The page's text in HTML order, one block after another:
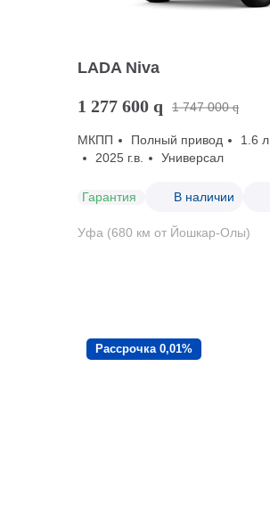
LADA Niva
1 277 600 q 1 747 000 q
МКПП Полный привод 1.6 л.
2025 г.в.
Универсал
Гарантия В наличии
Уфа (680 км от Йошкар-Олы)
Рассрочка 0,01%